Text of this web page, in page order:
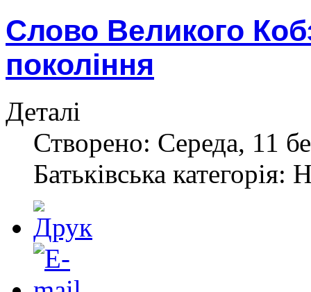
Слово Великого
покоління
Деталі
Створено: Середа, 11
Батьківська категорія: